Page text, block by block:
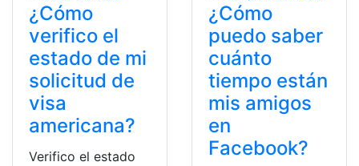
¿Cómo
verifico el
estado de mi
solicitud de
visa
americana?
Verifico el estado
¿Cómo
puedo saber
cuánto
tiempo están
mis amigos
en
Facebook?